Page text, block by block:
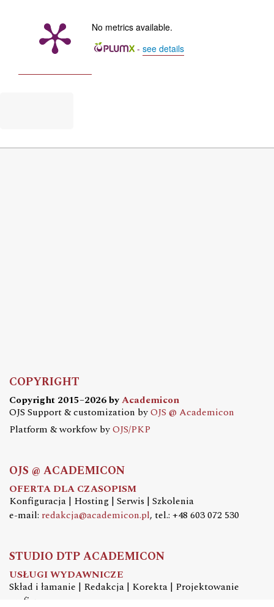
No metrics available.
- see details
COPYRIGHT
Copyright 2015–2026 byAcademicon
OJS Support & customization byOJS @ Academicon
Platform & workfow byOJS/PKP
OJS @ ACADEMICON
OFERTA DLA CZASOPISM
Konfiguracja | Hosting | Serwis | Szkolenia
e-mail: redakcja@academicon.pl, tel.: +48 603 072 530
STUDIO DTP ACADEMICON
USŁUGI WYDAWNICZE
Skład i łamanie | Redakcja | Korekta | Projektowanie
graficzne